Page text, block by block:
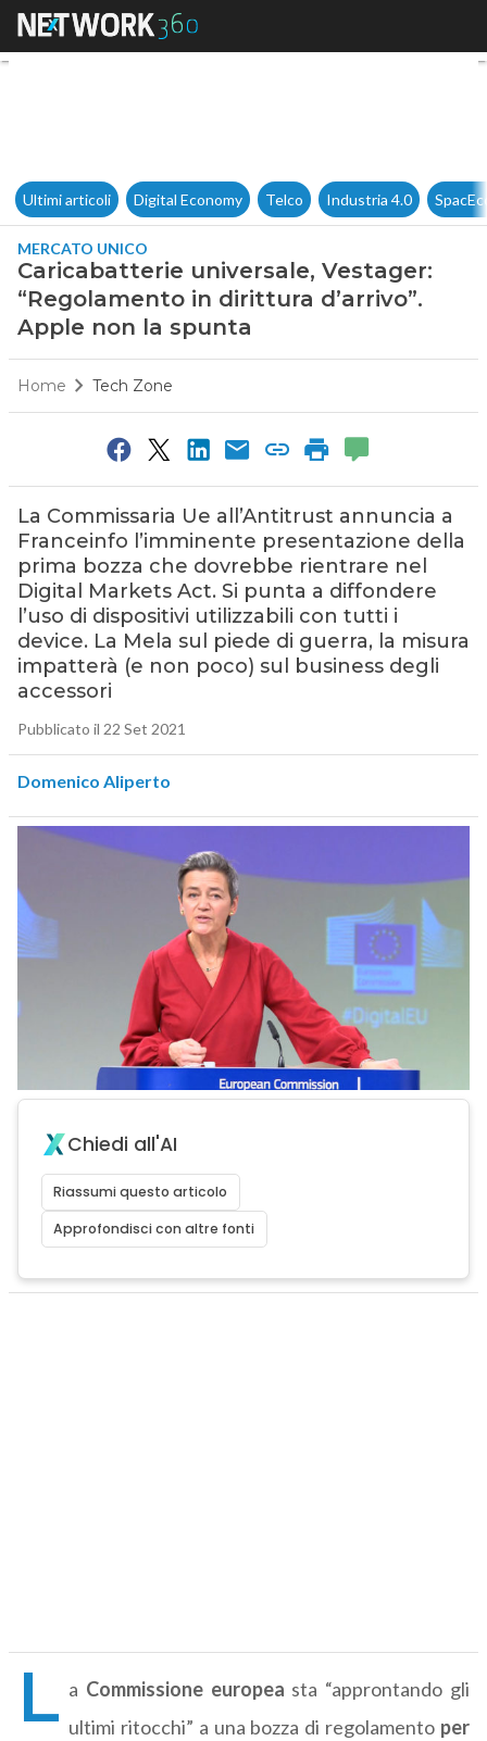
Caricabatterie universale,
Ultimi articoli Digital Economy Telco Industria 4.0
MERCATO UNICO
Caricabatterie universale, Vestager:
“Regolamento in dirittura d’arrivo”.
Apple non la spunta
Home Tech Zone
La Commissaria Ue all’Antitrust annuncia a
Franceinfo l’imminente presentazione della
prima bozza che dovrebbe rientrare nel
Digital Markets Act. Si punta a diffondere
l’uso di dispositivi utilizzabili con tutti i
device. La Mela sul piede di guerra, la misura
impatterà (e non poco) sul business degli
accessori
Pubblicato il 22 Set 2021
Domenico Aliperto
Chiedi all'AI
Riassumi questo articolo
Approfondisci con altre fonti
L a Commissione europea sta “approntando gli
ultimi ritocchi” a una bozza di regolamento per